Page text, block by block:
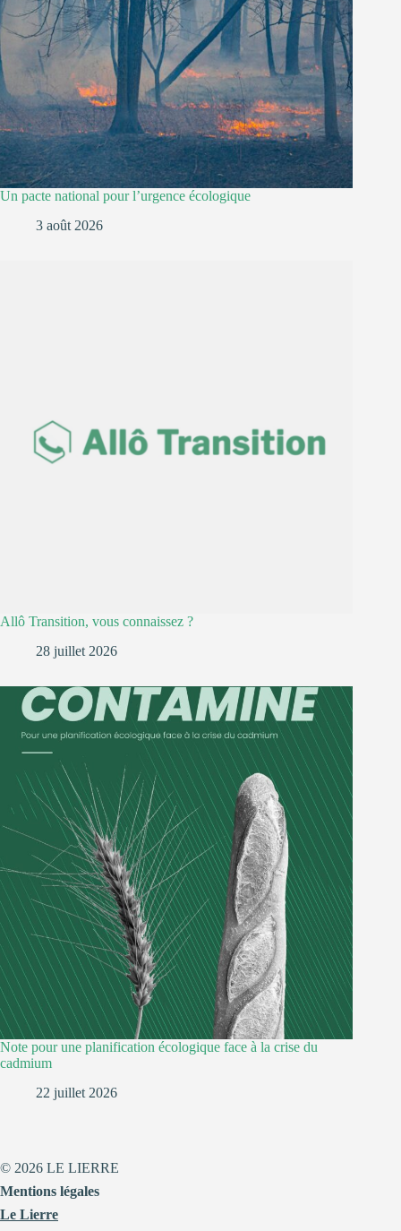
Un pacte national pour l’urgence écologique
3 août 2026
Allô Transition, vous connaissez ?
28 juillet 2026
Note pour une planification écologique face à la crise du
cadmium
22 juillet 2026
© 2026 LE LIERRE
Mentions légales
Le Lierre